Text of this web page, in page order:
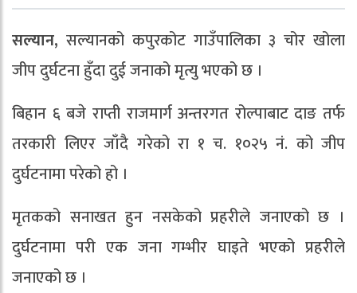
सल्यान, सल्यानको कपुरकोट गाउँपालिका ३ चोर खोला
जीप दुर्घटना हुँदा दुई जनाको मृत्यु भएको छ ।
बिहान ६ बजे राप्ती राजमार्ग अन्तरगत रोल्पाबाट दाङ तर्फ
तरकारी लिएर जाँदै गरेको रा १ च. १०२५ नं. को जीप
दुर्घटनामा परेको हो ।
मृतकको सनाखत हुन नसकेको प्रहरीले जनाएको छ ।
दुर्घटनामा परी एक जना गम्भीर घाइते भएको प्रहरीले
जनाएको छ ।